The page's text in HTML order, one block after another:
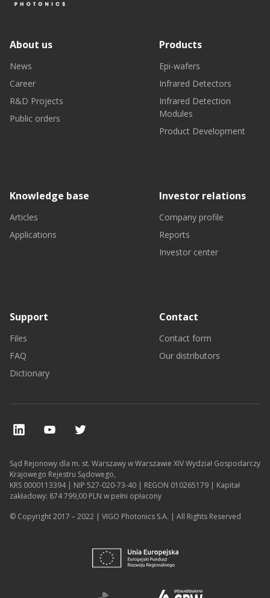
About us
News
Career
R&D Projects
Public orders
Products
Epi-wafers
Infrared Detectors
Infrared Detection
Modules
Product Development
Knowledge base
Articles
Applications
Investor relations
Company profile
Reports
Investor center
Support
Files
FAQ
Dictionary
Contact
Contact form
Our distributors
Sąd Rejonowy dla m. st. Warszawy w Warszawie XIV Wydział Gospodarczy
Krajowego Rejestru Sądowego,
KRS 0000113394 | NIP 527-020-73-40 | REGON 010265179 | Kapitał
zakładowy: 874 799,00 PLN w pełni opłacony
© Copyright 2017 – 2022 | VIGO Photonics S.A. | All Rights Reserved